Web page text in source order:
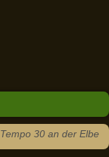
Tempo 30 an der Elbe